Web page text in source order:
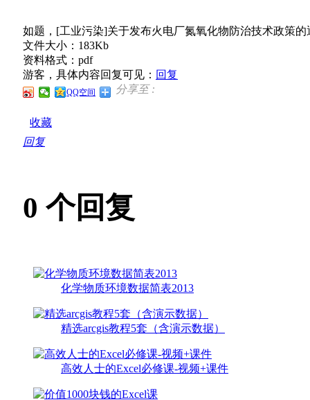
如题，[工业污染]关于发布火电厂氮氧化物防治技术政策的
文件大小：183Kb
资料格式：pdf
游客，具体内容回复可见： 回复
分享至 :
QQ空间
收藏
回复
0 个回复
化学物质环境数据简表2013
精选arcgis教程5套（含演示数据）
高效人士的Excel必修课-视频+课件